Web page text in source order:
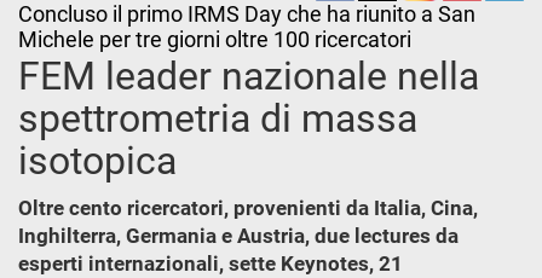
Concluso il primo IRMS Day che ha riunito a San
Michele per tre giorni oltre 100 ricercatori
FEM leader nazionale nella
spettrometria di massa
isotopica
Oltre cento ricercatori, provenienti da Italia, Cina,
Inghilterra, Germania e Austria, due lectures da
esperti internazionali, sette Keynotes, 21